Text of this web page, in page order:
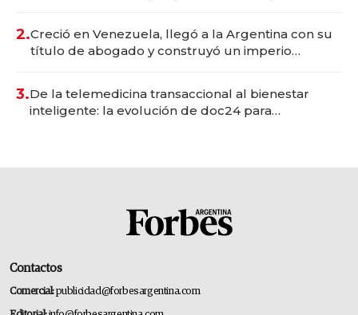
2.Creció en Venezuela, llegó a la Argentina con su
título de abogado y construyó un imperio
3.De la telemedicina transaccional al bienestar
inteligente: la evolución de doc24 para
Contactos
Comercial:publicidad@forbesargentina.com